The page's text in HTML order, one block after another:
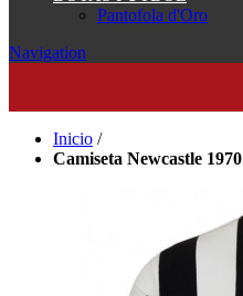
Pantofola d'Oro
Navigation
Inicio /
Camiseta Newcastle 1970